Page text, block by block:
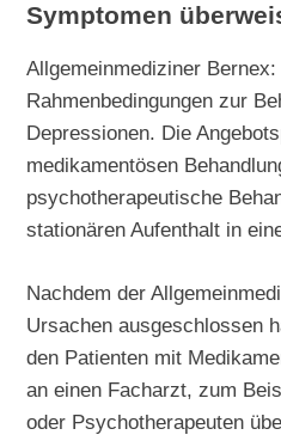
Symptomen
Allgemeinmediziner
Rahmenbedingungen zur
Depressionen. Die
medikamentösen
psychotherapeutische
stationären Aufenthalt in
Nachdem der
Ursachen ausgeschlossen
den Patienten mit
an einen Facharzt, zum
oder Psychotherapeuten